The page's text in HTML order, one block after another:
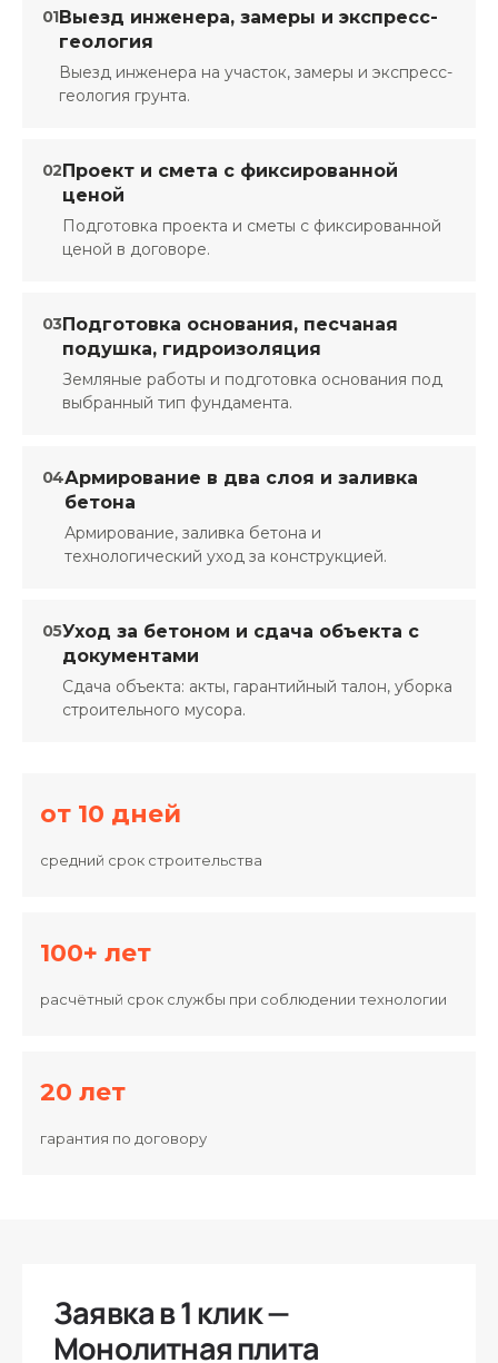
01Выезд инженера, замеры и экспресс-
геология
Выезд инженера на участок, замеры и экспресс-
геология грунта.
02 Проект и смета с фиксированной
ценой
Подготовка проекта и сметы с фиксированной
ценой в договоре.
03 Подготовка основания, песчаная
подушка, гидроизоляция
Земляные работы и подготовка основания под
выбранный тип фундамента.
04Армирование в два слоя и заливка
бетона
Армирование, заливка бетона и
технологический уход за конструкцией.
05Уход за бетоном и сдача объекта с
документами
Сдача объекта: акты, гарантийный талон, уборка
строительного мусора.
от 10 дней
средний срок строительства
100+ лет
расчётный срок службы при соблюдении технологии
20 лет
гарантия по договору
Заявка в 1 клик —
Монолитная плита